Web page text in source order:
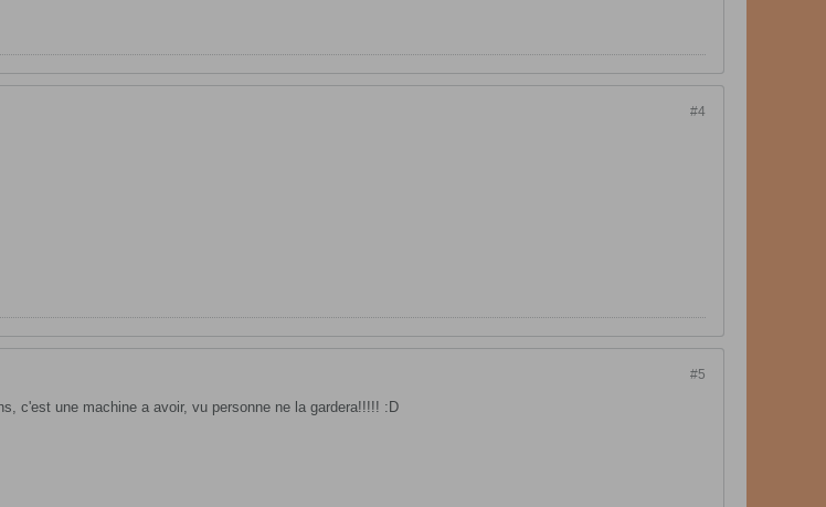
#4
#5
c'est une machine a avoir, vu personne ne la gardera!!!!! :D